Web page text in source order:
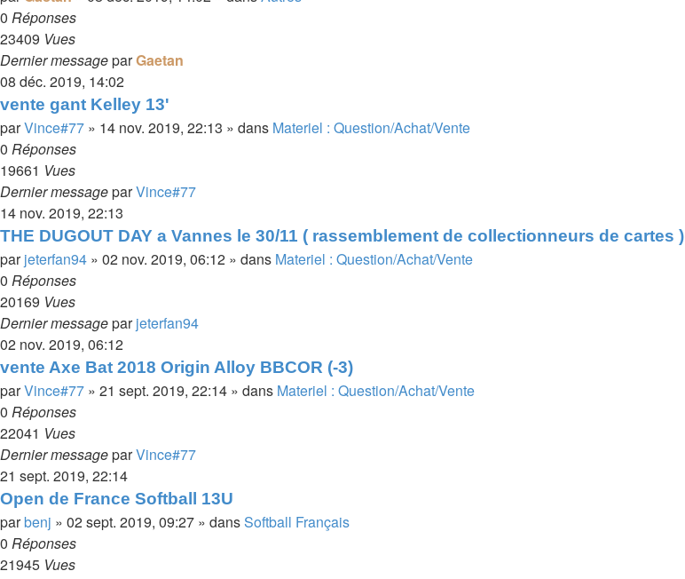
0 Réponses
23409 Vues
Dernier messageparGaetan
08 déc. 2019, 14:02
vente gant Kelley 13'
parVince#77 » 14 nov. 2019, 22:13 » dans Materiel : Question/Achat/Vente
0 Réponses
19661 Vues
Dernier messageparVince#77
14 nov. 2019, 22:13
THE DUGOUT DAY a Vannes le 30/11 ( rassemblement de collectionneurs de cartes )
parjeterfan94 » 02 nov. 2019, 06:12 » dans Materiel : Question/Achat/Vente
0 Réponses
20169 Vues
Dernier messageparjeterfan94
02 nov. 2019, 06:12
vente Axe Bat 2018 Origin Alloy BBCOR (-3)
parVince#77 » 21 sept. 2019, 22:14 » dans Materiel : Question/Achat/Vente
0 Réponses
22041 Vues
Dernier messageparVince#77
21 sept. 2019, 22:14
Open de France Softball 13U
parbenj » 02 sept. 2019, 09:27 » dansSoftball Français
0 Réponses
21945 Vues